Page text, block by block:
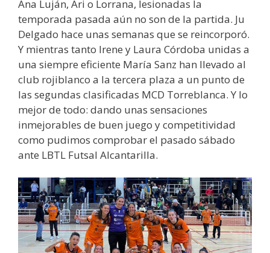
Ana Luján, Ari o Lorrana, lesionadas la
temporada pasada aún no son de la partida. Ju
Delgado hace unas semanas que se reincorporó.
Y mientras tanto Irene y Laura Córdoba unidas a
una siempre eficiente María Sanz han llevado al
club rojiblanco a la tercera plaza a un punto de
las segundas clasificadas MCD Torreblanca. Y lo
mejor de todo: dando unas sensaciones
inmejorables de buen juego y competitividad
como pudimos comprobar el pasado sábado
ante LBTL Futsal Alcantarilla.